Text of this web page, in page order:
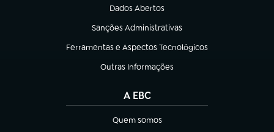
Dados Abertos
(abre em nova aba)
Sanções Administrativas
(abre em nova aba)
Ferramentas e Aspectos Tecnológicos
(abre em nova aba)
Outras Informações
(abre em nova aba)
A EBC
Quem somos
(abre em nova aba)